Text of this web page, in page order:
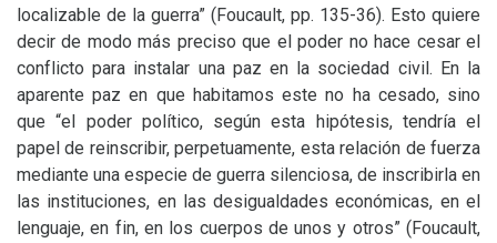
localizable de la guerra” (Foucault, pp. 135-36). Esto quiere
decir de modo más preciso que el poder no hace cesar el
conflicto para instalar una paz en la sociedad civil. En la
aparente paz en que habitamos este no ha cesado, sino
que “el poder político, según esta hipótesis, tendría el
papel de reinscribir, perpetuamente, esta relación de fuerza
mediante una especie de guerra silenciosa, de inscribirla en
las instituciones, en las desigualdades económicas, en el
lenguaje, en fin, en los cuerpos de unos y otros” (Foucault,